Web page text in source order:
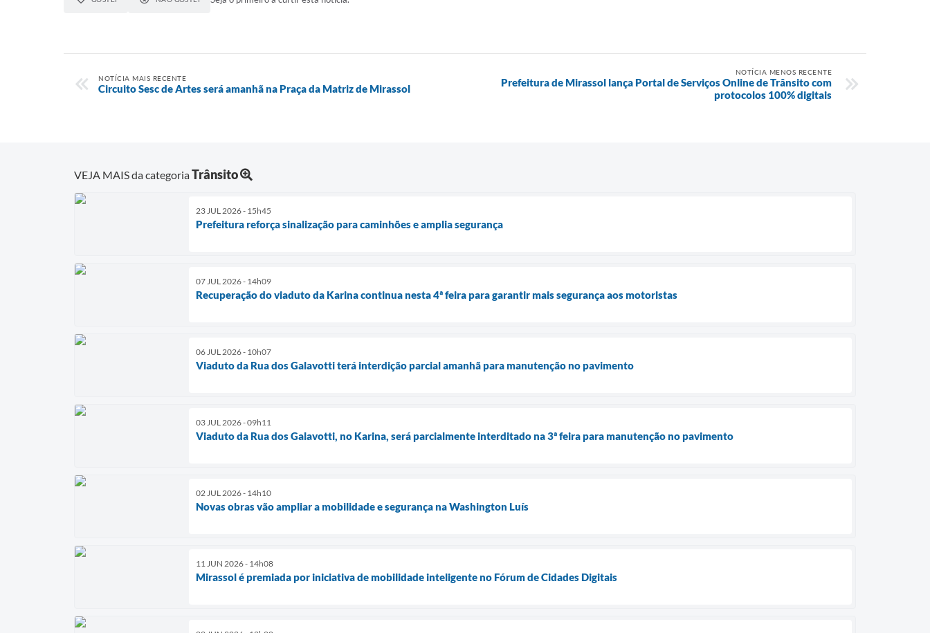
NOTÍCIA MAIS RECENTE
Circuito Sesc de Artes será amanhã na Praça da Matriz de Mirassol
NOTÍCIA MENOS RECENTE
Prefeitura de Mirassol lança Portal de Serviços Online de Trânsito com
protocolos 100% digitais
VEJA MAIS da categoriaTrânsito
23 JUL 2026 - 15h45
Prefeitura reforça sinalização para caminhões e amplia segurança
07 JUL 2026 - 14h09
Recuperação do viaduto da Karina continua nesta 4ª feira para garantir mais segurança aos motoristas
06 JUL 2026 - 10h07
Viaduto da Rua dos Galavotti terá interdição parcial amanhã para manutenção no pavimento
03 JUL 2026 - 09h11
Viaduto da Rua dos Galavotti, no Karina, será parcialmente interditado na 3ª feira para manutenção no pavimento
02 JUL 2026 - 14h10
Novas obras vão ampliar a mobilidade e segurança na Washington Luís
11 JUN 2026 - 14h08
Mirassol é premiada por iniciativa de mobilidade inteligente no Fórum de Cidades Digitais